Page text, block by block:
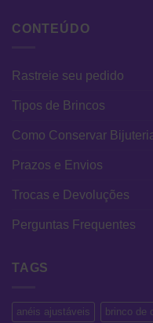
CONTEÚDO
Rastreie seu pedido
Tipos de Brincos
Como Conservar
Prazos e Envios
Trocas e Devoluções
Perguntas Frequentes
TAGS
anéis ajustáveis brinco de